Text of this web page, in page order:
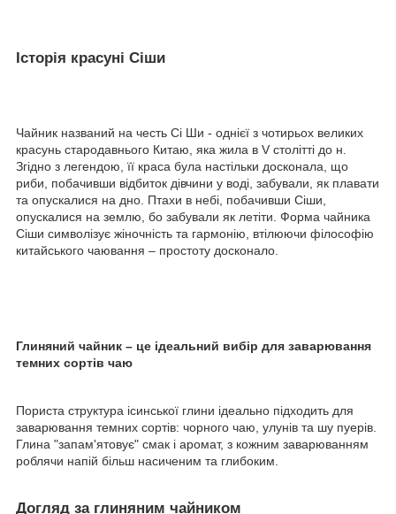
Історія красуні Сіши
Чайник названий на честь Сі Ши - однієї з чотирьох великих
красунь стародавнього Китаю, яка жила в V столітті до н.
Згідно з легендою, її краса була настільки досконала, що
риби, побачивши відбиток дівчини у воді, забували, як плавати
та опускалися на дно. Птахи в небі, побачивши Сіши,
опускалися на землю, бо забували як летіти. Форма чайника
Сіши символізує жіночність та гармонію, втілюючи філософію
китайського чаювання – простоту досконало.
Глиняний чайник – це ідеальний вибір для заварювання
темних сортів чаю
Пориста структура ісинської глини ідеально підходить для
заварювання темних сортів: чорного чаю, улунів та шу пуерів.
Глина "запам'ятовує" смак і аромат, з кожним заварюванням
роблячи напій більш насиченим та глибоким.
Догляд за глиняним чайником